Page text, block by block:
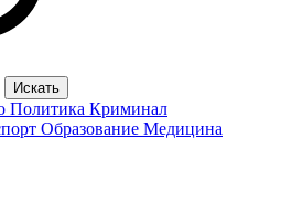
Политика Криминал
Образование Медицина